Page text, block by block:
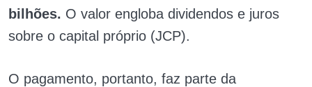
bilhões. O valor engloba dividendos e juros
sobre o capital próprio (JCP).
O pagamento, portanto, faz parte da